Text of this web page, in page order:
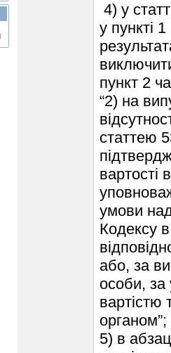
4) у
у пункті
пункт 2
“2) на
статтею
вартості
умови
Кодексу
або, за
особи, за
органом”;
5) в